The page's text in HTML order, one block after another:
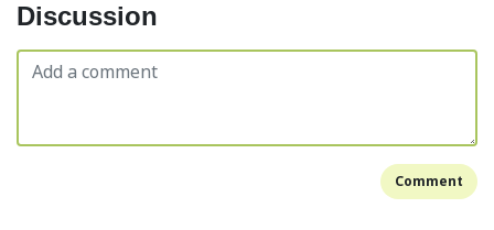
Discussion
Comment